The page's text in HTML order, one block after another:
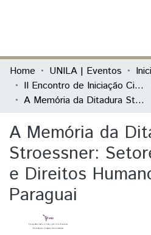
Communities & Collections
All of DSpace
Home UNILA | Eventos
II Encontro de Iniciação Científica da Unila "Resultados em debate"
A Memória da Ditadura Stroessner: Setores Populares e Direitos Humanos no Paraguai
A Memória da
Stroessner:
e Direitos
Paraguai